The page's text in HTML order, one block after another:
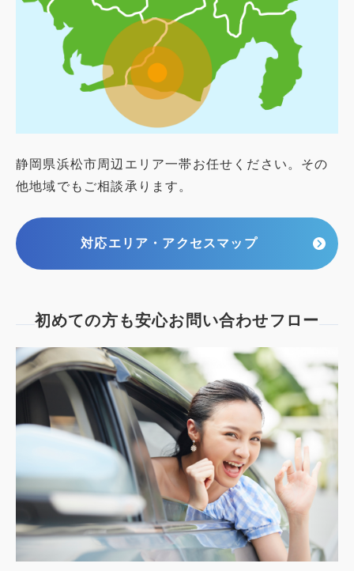
静岡県浜松市周辺エリア一帯お任せください。その
他地域でもご相談承ります。
対応エリア・アクセスマップ
初めての方も安心お問い合わせフロー